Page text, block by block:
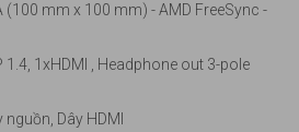
(100 mm x 100 mm) - AMD FreeSync -
1.4, 1xHDMI , Headphone out 3-pole
Dây HDMI